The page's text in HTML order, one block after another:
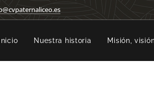
Nuestra historia Misión,